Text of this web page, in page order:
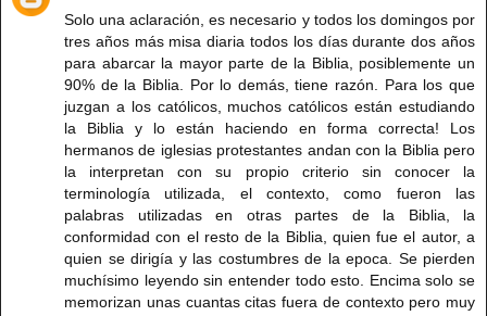
Solo una aclaración, es necesario y todos los domingos por
tres años más misa diaria todos los días durante dos años
para abarcar la mayor parte de la Biblia, posiblemente un
90% de la Biblia. Por lo demás, tiene razón. Para los que
juzgan a los católicos, muchos católicos están estudiando
la Biblia y lo están haciendo en forma correcta! Los
hermanos de iglesias protestantes andan con la Biblia pero
la interpretan con su propio criterio sin conocer la
terminología utilizada, el contexto, como fueron las
palabras utilizadas en otras partes de la Biblia, la
conformidad con el resto de la Biblia, quien fue el autor, a
quien se dirigía y las costumbres de la epoca. Se pierden
muchísimo leyendo sin entender todo esto. Encima solo se
memorizan unas cuantas citas fuera de contexto pero muy